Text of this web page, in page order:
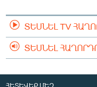
ՏԵՍՆԵԼ TV
ՏԵՍՆԵԼ
ՀԵՏԵՎԵՔ ՄԵԶ